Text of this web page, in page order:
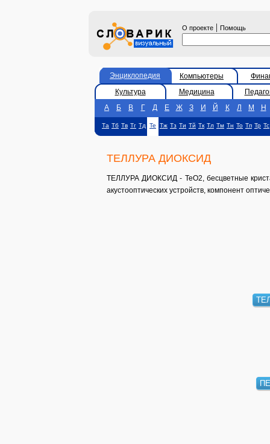
О проекте | Помощь
Энциклопедия Компьютеры
Культура
Медицина
А
Б В Г Д Е Ж З И Й К Л М Н
Та Тб Тв Тг Тд Те Тж Тз Ти Тй Тк Тл Тм Тн То Тп Тр Тс
ТЕЛЛУРА ДИОКСИД
ТЕЛЛУРА ДИОКСИД - TeO2, бесцветные
акустооптических устройств, компонент